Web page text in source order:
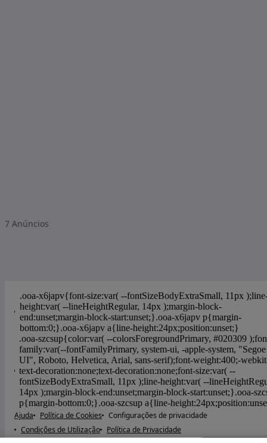
7 Anúncios
Ajuda Política de Cookies
Configurações de privacidade
Condições de Utilização
Política de Privacidade